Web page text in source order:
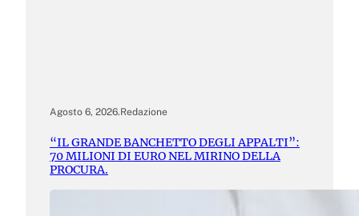
Agosto 6, 2026.Redazione
“IL GRANDE BANCHETTO DEGLI APPALTI”:
70 MILIONI DI EURO NEL MIRINO DELLA
PROCURA.